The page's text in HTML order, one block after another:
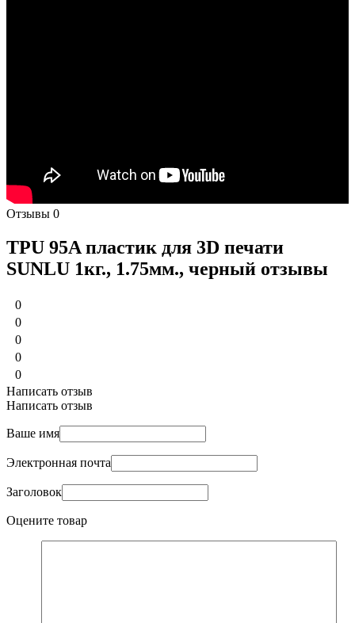
Отзывы 0
TPU 95A пластик для 3D печати
SUNLU 1кг., 1.75мм., черный отзывы
0
0
0
0
0
Написать отзыв
Написать отзыв
Ваше имя
Электронная почта
Заголовок
Оцените товар